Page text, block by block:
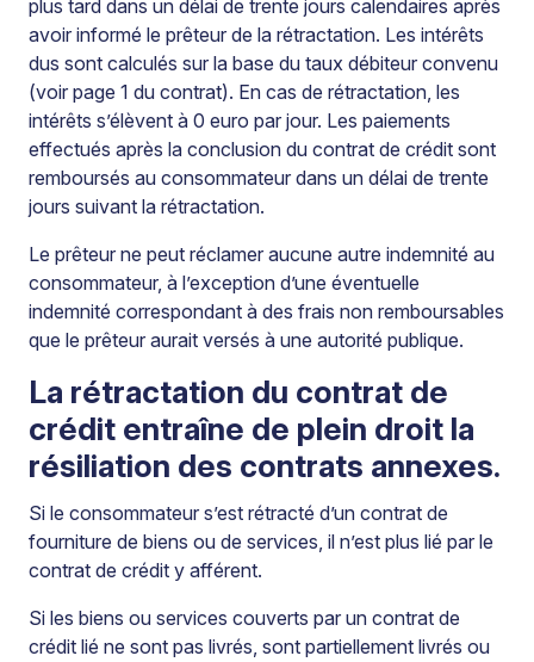
plus tard dans un délai de trente jours calendaires après
avoir informé le prêteur de la rétractation. Les intérêts
dus sont calculés sur la base du taux débiteur convenu
(voir page 1 du contrat). En cas de rétractation, les
intérêts s’élèvent à 0 euro par jour. Les paiements
effectués après la conclusion du contrat de crédit sont
remboursés au consommateur dans un délai de trente
jours suivant la rétractation.
Le prêteur ne peut réclamer aucune autre indemnité au
consommateur, à l’exception d’une éventuelle
indemnité correspondant à des frais non remboursables
que le prêteur aurait versés à une autorité publique.
La rétractation du contrat de
crédit entraîne de plein droit la
résiliation des contrats annexes.
Si le consommateur s’est rétracté d’un contrat de
fourniture de biens ou de services, il n’est plus lié par le
contrat de crédit y afférent.
Si les biens ou services couverts par un contrat de
crédit lié ne sont pas livrés, sont partiellement livrés ou